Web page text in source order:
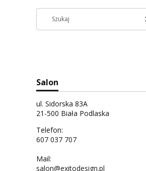
Salon
ul. Sidorska 83A
21-500 Biała Podlaska
Telefon:
607 037 707
Mail:
salon@exitodesign.pl